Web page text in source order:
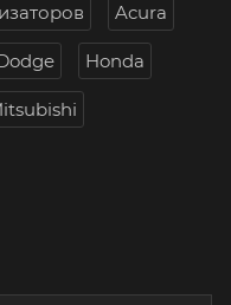
Acura
Honda